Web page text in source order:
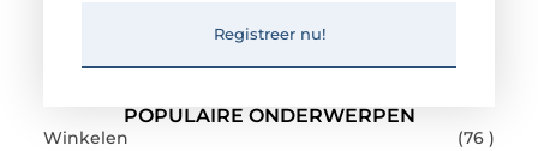
POPULAIRE ONDERWERPEN
Winkelen
(76 )
Registreer nu!